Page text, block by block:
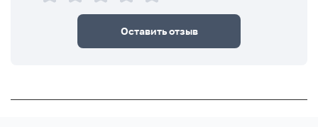
Оставить отзыв